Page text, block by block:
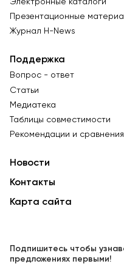
Электронные каталоги
Презентационные
Журнал Н-News
Поддержка
Вопрос - ответ
Статьи
Медиатека
Таблицы совместимости
Рекомендации и сравнения
Новости
Контакты
Карта сайта
Подпишитесь чтобы
предложениях первыми!